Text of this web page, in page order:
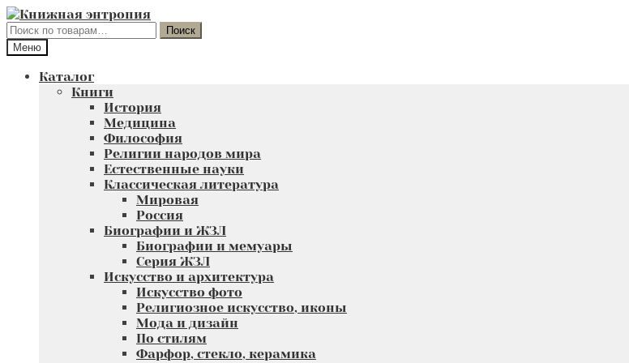
Перейти
к
навигации
Перейти
к
содержимому
Искать:
Поиск
Меню
Каталог
Книги
История
Медицина
Философия
Религии народов мира
Естественные науки
Классическая литература
Мировая
Россия
Биографии и ЖЗЛ
Биографии и мемуары
Серия ЖЗЛ
Искусство и архитектура
Искусство фото
Религиозное искусство, иконы
Мода и дизайн
По стилям
Фарфор, стекло, керамика